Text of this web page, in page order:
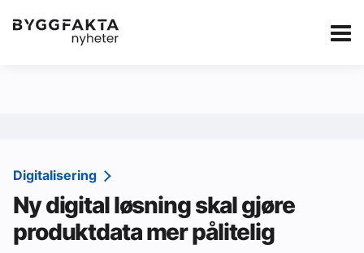
Kategorier Jobbmarkedet Annonsere i
Redaksjonen
Om Byggfakta
Annonsere
Digitalisering
Ny digital løsning skal gjøre
produktdata mer pålitelig